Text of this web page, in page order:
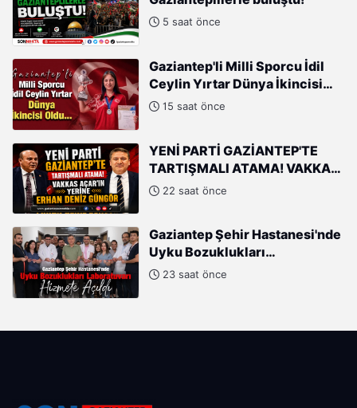
5 saat önce
Gaziantep'li Milli Sporcu İdil
Ceylin Yırtar Dünya İkincisi
Oldu15 saat önce
YENİ PARTİ GAZİANTEP'TE
TARTIŞMALI ATAMA! VAKKAS
AÇAR'IN YERİNE ERHAN DENİZ
22 saat önce
Gaziantep Şehir Hastanesi'nde
Uyku Bozuklukları
Laboratuvarı Hizmete Açıldı
23 saat önce